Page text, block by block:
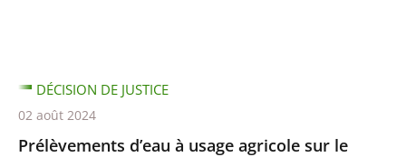
Prélèvements d’eau à usage agricole sur le
DÉCISION DE JUSTICE
02 août 2024